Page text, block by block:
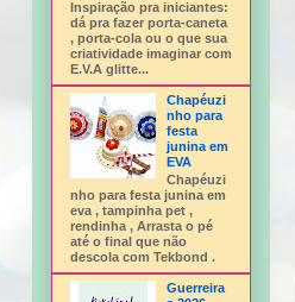
Inspiração pra iniciantes:
dá pra fazer porta-caneta
, porta-cola ou o que sua
criatividade imaginar com
E.V.A glitte...
Chapéuzi
nho para
festa
junina em
EVA
Chapéuzi
nho para festa junina em
eva , tampinha pet ,
rendinha , Arrasta o pé
até o final que não
descola com Tekbond .
Guerreira